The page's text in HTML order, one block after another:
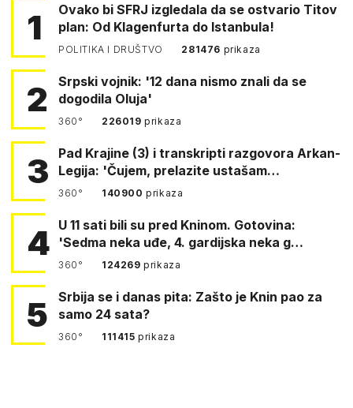
1
Ovako bi SFRJ izgledala da se ostvario Titov
plan: Od Klagenfurta do Istanbula!
POLITIKA I DRUŠTVO 281476 prikaza
2
Srpski vojnik: '12 dana nismo znali da se
dogodila Oluja'
360° 226019prikaza
3
Pad Krajine (3) i transkripti razgovora Arkan-
Legija: 'Čujem, prelazite ustašam…
360° 140900prikaza
4 U 11 sati bili su pred Kninom. Gotovina:
'Sedma neka uđe, 4. gardijska neka g…
360° 124269prikaza
5
Srbija se i danas pita: Zašto je Knin pao za
samo 24 sata?
360° 111415prikaza